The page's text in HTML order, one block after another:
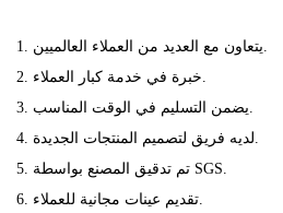
1. يتعاون مع العديد من العملاء العالميين.
2. خبرة في خدمة كبار العملاء.
3. يضمن التسليم في الوقت المناسب.
4. لديه فريق لتصميم المنتجات الجديدة.
5. تم تدقيق المصنع بواسطة SGS.
6. تقديم عينات مجانية للعملاء.